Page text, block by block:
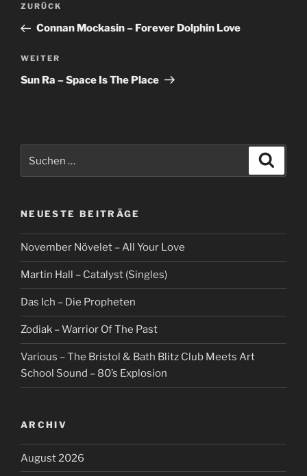
Vorheriger
Beitrag
ZURÜCK
Connan Mockasin – Forever Dolphin Love
Nächster
Beitrag
WEITER
Sun Ra – Space Is The Place
nach:
NEUESTE BEITRÄGE
November Növelet – All Your Love
Martin Hall – Catalyst (Singles)
Das Ich – Die Propheten
Zodiak – Warrior Of The Past
Various – The Bristol & Bath Blitz Club Meets Art
School Sound – 80’s Explosion
ARCHIV
August 2026